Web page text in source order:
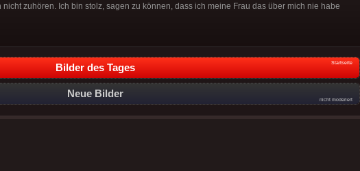
zuhören. Ich bin stolz, sagen zu können, dass ich meine Frau das über mich nie habe
Bilder des Tages Startseite
Neue Bilder
nicht moderiert